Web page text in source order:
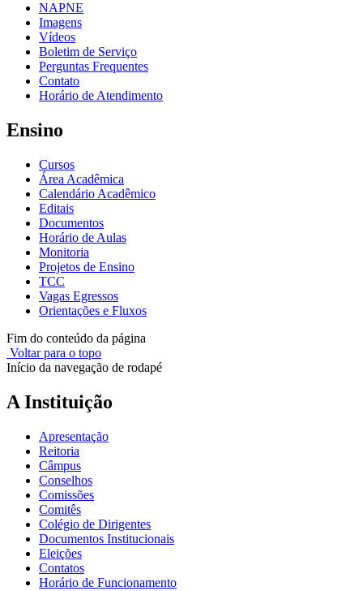
NAPNE
Imagens
Vídeos
Boletim de Serviço
Perguntas Frequentes
Contato
Horário de Atendimento
Ensino
Cursos
Área Acadêmica
Calendário Acadêmico
Editais
Documentos
Horário de Aulas
Monitoria
Projetos de Ensino
TCC
Vagas Egressos
Orientações e Fluxos
Fim do conteúdo da página
Voltar para o topo
Início da navegação de rodapé
A Instituição
Apresentação
Reitoria
Câmpus
Conselhos
Comissões
Comitês
Colégio de Dirigentes
Documentos Institucionais
Eleições
Contatos
Horário de Funcionamento